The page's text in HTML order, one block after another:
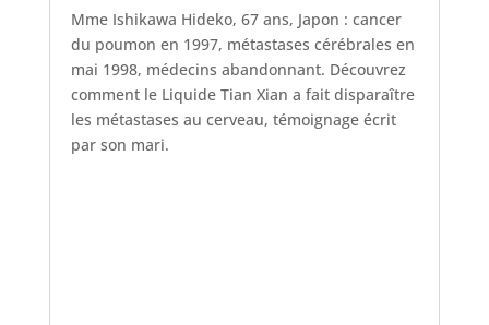
Mme Ishikawa Hideko, 67 ans, Japon : cancer
du poumon en 1997, métastases cérébrales en
mai 1998, médecins abandonnant. Découvrez
comment le Liquide Tian Xian a fait disparaître
les métastases au cerveau, témoignage écrit
par son mari.